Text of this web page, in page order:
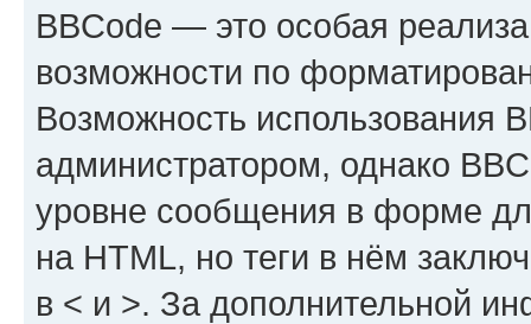
BBCode — это особая
возможности по
Возможность использования
администратором, однако
уровне сообщения в форме
на HTML, но теги в нём
в < и >. За дополнительной